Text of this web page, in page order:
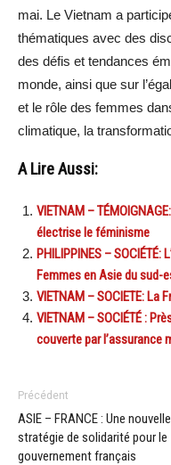
mai. Le Vietnam a
thématiques avec des
des défis et tendances
monde, ainsi que sur
et le rôle des femmes
climatique, la
A Lire Aussi:
VIETNAM –
électrise le féminisme
PHILIPPINES –
Femmes en Asie du sud-
VIETNAM – SOCIETE: La
VIETNAM – SOCIÉTÉ :
couverte par l’assurance
Précédent
ASIE – FRANCE : Une nouvelle
stratégie de solidarité pour le
gouvernement français